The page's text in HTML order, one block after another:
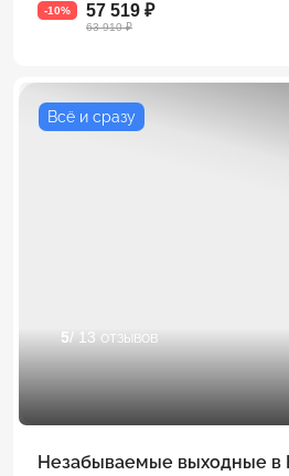
-10% 57 519 ₽
63 910 ₽
Всё и сразу
5/ 13 отзывов
Незабываемые выходные в